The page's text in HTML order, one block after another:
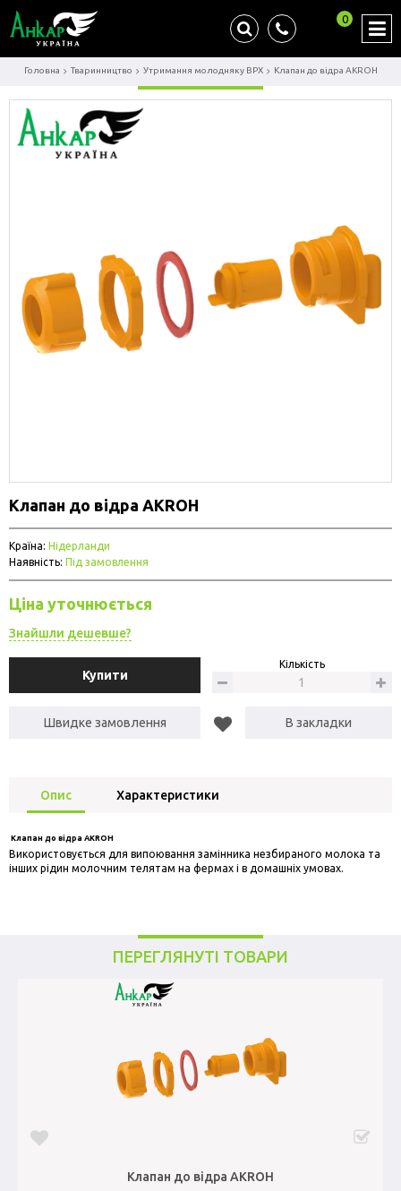
0
Головна Тваринництво Утримання молодняку ВРХ Клапан до відра AKROН
Клапан до відра AKROН
Країна: Нідерланди
Наявність: Під замовлення
Ціна уточнюється
Знайшли дешевше?
Купити
Кількість
Швидке замовлення В закладки
Опис Характеристики
Клапан до відра AKROН
Використовується для випоювання замінника незбираного молока та
інших рідин молочним телятам на фермах і в домашніх умовах.
ПЕРЕГЛЯНУТІ ТОВАРИ
Клапан до відра AKROН